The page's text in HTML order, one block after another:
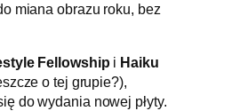
miana obrazu roku, bez
Fellowship i Haiku
o tej grupie?),
do wydania nowej płyty.